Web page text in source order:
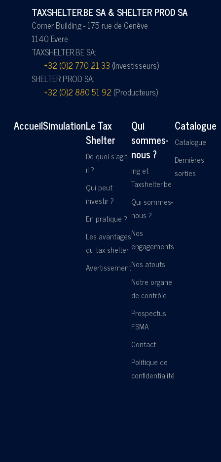
TAXSHELTER.BE SA & SHELTER PROD SA
Corner Building - 175 rue de Genève
1140 Evere
TAXSHELTER.BE SA:
+32 (0)2 770 21 33 (Investisseurs)
SHELTER PROD SA:
+32 (0)2 880 51 92 (Producteurs)
AccueilSimulationLe Tax
Shelter
De quoi s'agit-
il ?
Qui peut
investir ?
En pratique ?
Les avantages
du tax shelter
Avertissement
Qui
sommes-
nous ?
Ing et
Taxshelter.be
Qui sommes-
nous ?
Nos
engagements
Nos atouts
Notre organe
de contrôle
Prospectus
FSMA
Contact
Politique de
confidentialité
Catalogue
Catalogue
Dernières
sorties